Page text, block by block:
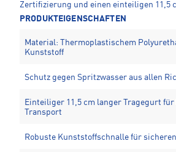
Zertifizierung und einen einteiligen 11,5
PRODUKTEIGENSCHAFTEN
Material: Thermoplastischem
Kunststoff
Schutz gegen Spritzwasser aus allen
Einteiliger 11,5 cm langer Tragegurt für
Transport
Robuste Kunststoffschnalle für